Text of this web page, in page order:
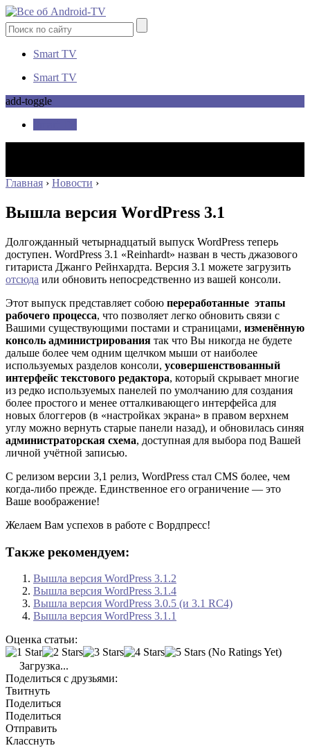
Smart TV
Smart TV
add-toggle
Главная › Новости ›
Вышла версия WordPress 3.1
Долгожданный четырнадцатый выпуск WordPress теперь
доступен. WordPress 3.1 «Reinhardt» назван в честь джазового
гитариста Джанго Рейнхардта. Версия 3.1 можете загрузить
отсюда или обновить непосредственно из вашей консоли.
Этот выпуск представляет собою переработанные этапы
рабочего процесса, что позволяет легко обновить связи с
Вашими существующими постами и страницами, изменённую
консоль администрирования так что Вы никогда не будете
дальше более чем одним щелчком мыши от наиболее
используемых разделов консоли, усовершенствованный
интерфейс текстового редактора, который скрывает многие
из редко используемых панелей по умолчанию для создания
более простого и менее отталкивающего интерфейса для
новых блоггеров (в «настройках экрана» в правом верхнем
углу можно вернуть старые панели назад), и обновилась синяя
администраторская схема, доступная для выбора под Вашей
личной учётной записью.
С релизом версии 3,1 релиз, WordPress стал CMS более, чем
когда-либо прежде. Единственное его ограничение — это
Ваше воображение!
Желаем Вам успехов в работе с Вордпресс!
Также рекомендуем:
Вышла версия WordPress 3.1.2
Вышла версия WordPress 3.1.4
Вышла версия WordPress 3.0.5 (и 3.1 RC4)
Вышла версия WordPress 3.1.1
Оценка статьи:
(No Ratings Yet)
Загрузка...
Поделиться с друзьями:
Твитнуть
Поделиться
Поделиться
Отправить
Класснуть